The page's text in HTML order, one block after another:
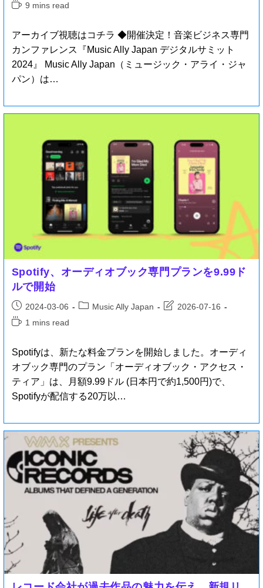
9 mins read
アーカイブ視聴はコチラ ◆開催決定！音楽ビジネス専門
カンファレンス『Music Ally Japan デジタルサミット
2024』 Music Ally Japan（ミュージック・アライ・ジャ
パン）は…
Spotify、オーディオブック専門プランを9.99ド
ルで開始
2024-03-06 Music Ally Japan
2026-07-16
1 mins read
Spotifyは、新たな料金プランを開始しました。オーディ
オブック専門のプラン「オーディオブック・アクセス・
ティア」は、月額9.99ドル (日本円で約1,500円)で、
Spotifyが配信する20万以…